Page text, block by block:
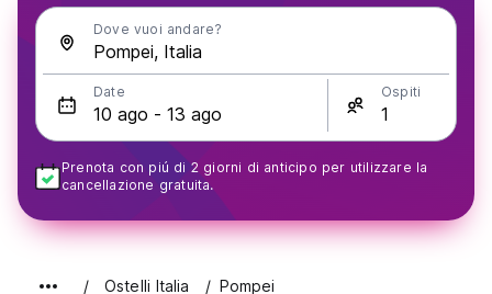
Dove vuoi andare?
Date Ospiti
Prenota con piú di 2 giorni di anticipo per utilizzare la
cancellazione gratuita.
Ostelli Italia Pompei